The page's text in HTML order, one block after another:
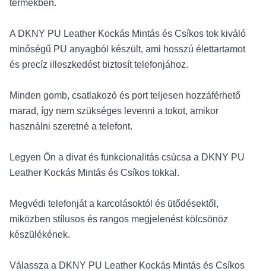
termékben.
A DKNY PU Leather Kockás Mintás és Csíkos tok kiváló
minőségű PU anyagból készült, ami hosszú élettartamot
és precíz illeszkedést biztosít telefonjához.
Minden gomb, csatlakozó és port teljesen hozzáférhető
marad, így nem szükséges levenni a tokot, amikor
használni szeretné a telefont.
Legyen Ön a divat és funkcionalitás csúcsa a DKNY PU
Leather Kockás Mintás és Csíkos tokkal.
Megvédi telefonját a karcolásoktól és ütődésektől,
miközben stílusos és rangos megjelenést kölcsönöz
készülékének.
Válassza a DKNY PU Leather Kockás Mintás és Csíkos